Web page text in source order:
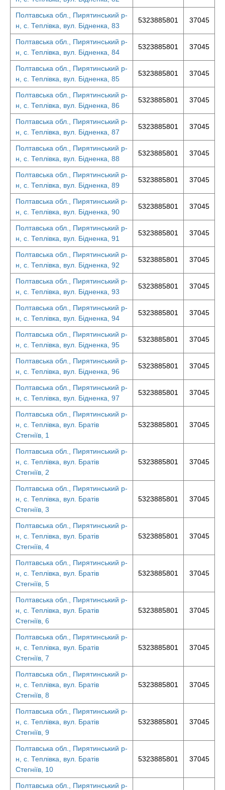
Полтавська обл., Пирятинський р-
н, с. Теплівка, вул. Бідненка, 83
5323885801 37045
Полтавська обл., Пирятинський р-
н, с. Теплівка, вул. Бідненка, 84
5323885801 37045
Полтавська обл., Пирятинський р-
н, с. Теплівка, вул. Бідненка, 85
5323885801 37045
Полтавська обл., Пирятинський р-
н, с. Теплівка, вул. Бідненка, 86
5323885801 37045
Полтавська обл., Пирятинський р-
н, с. Теплівка, вул. Бідненка, 87
5323885801 37045
Полтавська обл., Пирятинський р-
н, с. Теплівка, вул. Бідненка, 88
5323885801 37045
Полтавська обл., Пирятинський р-
н, с. Теплівка, вул. Бідненка, 89
5323885801 37045
Полтавська обл., Пирятинський р-
н, с. Теплівка, вул. Бідненка, 90
5323885801 37045
Полтавська обл., Пирятинський р-
н, с. Теплівка, вул. Бідненка, 91
5323885801 37045
Полтавська обл., Пирятинський р-
н, с. Теплівка, вул. Бідненка, 92
5323885801 37045
Полтавська обл., Пирятинський р-
н, с. Теплівка, вул. Бідненка, 93
5323885801 37045
Полтавська обл., Пирятинський р-
н, с. Теплівка, вул. Бідненка, 94
5323885801 37045
Полтавська обл., Пирятинський р-
н, с. Теплівка, вул. Бідненка, 95
5323885801 37045
Полтавська обл., Пирятинський р-
н, с. Теплівка, вул. Бідненка, 96
5323885801 37045
Полтавська обл., Пирятинський р-
н, с. Теплівка, вул. Бідненка, 97
5323885801 37045
Полтавська обл., Пирятинський р-
н, с. Теплівка, вул. Братів
Стегніїв, 1
5323885801 37045
Полтавська обл., Пирятинський р-
н, с. Теплівка, вул. Братів
Стегніїв, 2
5323885801 37045
Полтавська обл., Пирятинський р-
н, с. Теплівка, вул. Братів
Стегніїв, 3
5323885801 37045
Полтавська обл., Пирятинський р-
н, с. Теплівка, вул. Братів
Стегніїв, 4
5323885801 37045
Полтавська обл., Пирятинський р-
н, с. Теплівка, вул. Братів
Стегніїв, 5
5323885801 37045
Полтавська обл., Пирятинський р-
н, с. Теплівка, вул. Братів
Стегніїв, 6
5323885801 37045
Полтавська обл., Пирятинський р-
н, с. Теплівка, вул. Братів
Стегніїв, 7
5323885801 37045
Полтавська обл., Пирятинський р-
н, с. Теплівка, вул. Братів
Стегніїв, 8
5323885801 37045
Полтавська обл., Пирятинський р-
н, с. Теплівка, вул. Братів
Стегніїв, 9
5323885801 37045
Полтавська обл., Пирятинський р-
н, с. Теплівка, вул. Братів
Стегніїв, 10
5323885801 37045
Полтавська обл., Пирятинський р-